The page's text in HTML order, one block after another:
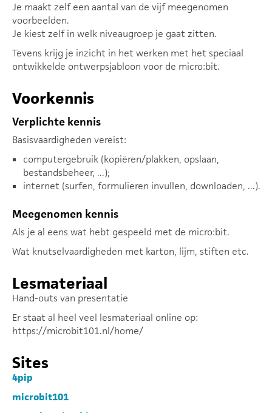
Je maakt zelf een aantal van de vijf meegenomen
voorbeelden.
Je kiest zelf in welk niveaugroep je gaat zitten.
Tevens krijg je inzicht in het werken met het speciaal
ontwikkelde ontwerpsjabloon voor de micro:bit.
Voorkennis
Verplichte kennis
Basisvaardigheden vereist:
computergebruik (kopiëren/plakken, opslaan,
bestandsbeheer, ...);
internet (surfen, formulieren invullen, downloaden, ...).
Meegenomen kennis
Als je al eens wat hebt gespeeld met de micro:bit.
Wat knutselvaardigheden met karton, lijm, stiften etc.
Lesmateriaal
Hand-outs van presentatie
Er staat al heel veel lesmateriaal online op:
https://microbit101.nl/home/
Sites
4pip
microbit101